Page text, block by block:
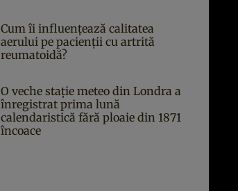
Cum îi influențează calitatea
aerului pe pacienții cu artrită
reumatoidă?
O veche stație meteo din Londra a
înregistrat prima lună
calendaristică fără ploaie din 1871
încoace